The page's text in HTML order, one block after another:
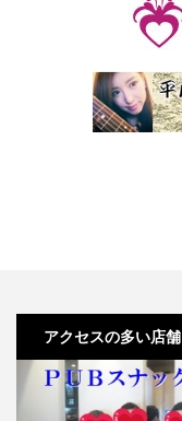
アクセスの多い店舗